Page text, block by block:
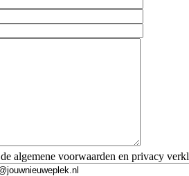
algemene voorwaarden en privacy
laten.